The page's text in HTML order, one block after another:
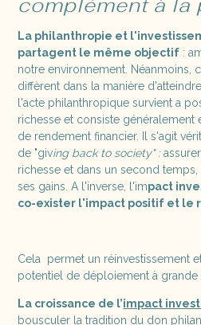
La philanthropie et
partagent le même objectif :
notre environnement. Néanmoins,
diffèrent dans la manière
l'acte philanthropique survient a
richesse et consiste généralement
de rendement financier. Il s'agit
de "giving back to society" :
richesse et dans un second
ses gains. A l'inverse, l'impact
co-exister l'impact positif et le
Cela permet un réinvestissement
potentiel de déploiement à grande
La croissance de l’impact
bousculer la tradition du don